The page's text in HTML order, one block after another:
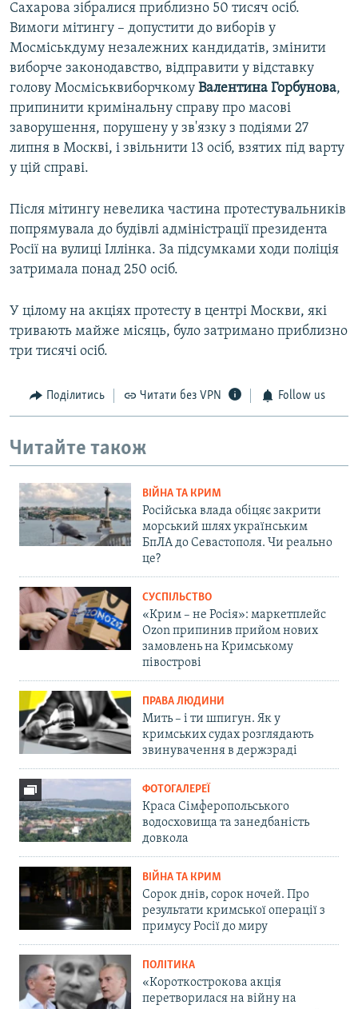
Сахарова зібралися приблизно 50 тисяч осіб.
Вимоги мітингу – допустити до виборів у
Мосміськдуму незалежних кандидатів, змінити
виборче законодавство, відправити у відставку
голову Мосміськвиборчкому Валентина Горбунова,
припинити кримінальну справу про масові
заворушення, порушену у зв'язку з подіями 27
липня в Москві, і звільнити 13 осіб, взятих під варту
у цій справі.
Після мітингу невелика частина протестувальників
попрямувала до будівлі адміністрації президента
Росії на вулиці Іллінка. За підсумками ходи поліція
затримала понад 250 осіб.
У цілому на акціях протесту в центрі Москви, які
тривають майже місяць, було затримано приблизно
три тисячі осіб.
Поділитись Читати без VPN Follow us
Читайте також
ВІЙНА ТА КРИМ
Російська влада обіцяє закрити
морський шлях українським
БпЛА до Севастополя. Чи реально
це?
СУСПІЛЬСТВО
«Крим – не Росія»: маркетплейс
Ozon припинив прийом нових
замовлень на Кримському
півострові
ПРАВА ЛЮДИНИ
Мить – і ти шпигун. Як у
кримських судах розглядають
звинувачення в держзраді
ФОТОГАЛЕРЕЇ
Краса Сімферопольського
водосховища та занедбаність
довкола
ВІЙНА ТА КРИМ
Сорок днів, сорок ночей. Про
результати кримської операції з
примусу Росії до миру
ПОЛІТИКА
«Короткострокова акція
перетворилася на війну на